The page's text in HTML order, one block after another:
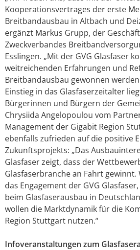
Kooperationsvertrages der erste
Breitbandausbau in Altbach und
ergänzt Markus Grupp, der
Zweckverbandes
Esslingen. „Mit der GVG Glasfaser
weitreichenden Erfahrungen und
Breitbandausbau gewonnen
Einstieg in das Glasfaserzeitalter
Bürgerinnen und Bürgern der
Chrysiida Angelopoulou vom
Management der Gigabit Region
ebenfalls zufrieden auf die positive
Zukunftsprojekts: „Das
Glasfaser zeigt, dass der
Glasfaserbranche an Fahrt
das Engagement der GVG
beim Glasfaserausbau in
wollen die Marktdynamik für die
Region Stuttgart nutzen.“
Infoveranstaltungen zum